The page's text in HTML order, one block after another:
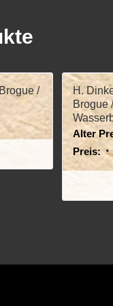
/
H.
Brogue
Alter
Preis: